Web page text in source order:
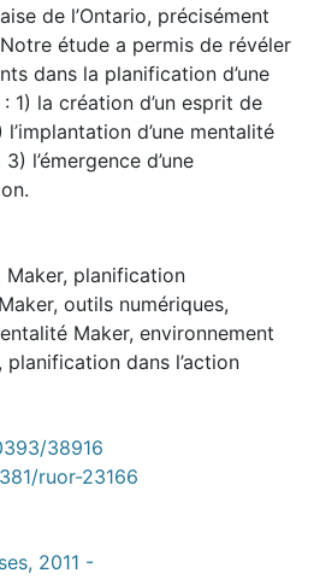
de l’Ontario, précisément
étude a permis de révéler
dans la planification d’une
la création d’un esprit de
d’une mentalité
l’émergence d’une
Maker, planification
, outils numériques,
Maker, environnement
planification dans l’action
38916
ruor-23166
2011 -